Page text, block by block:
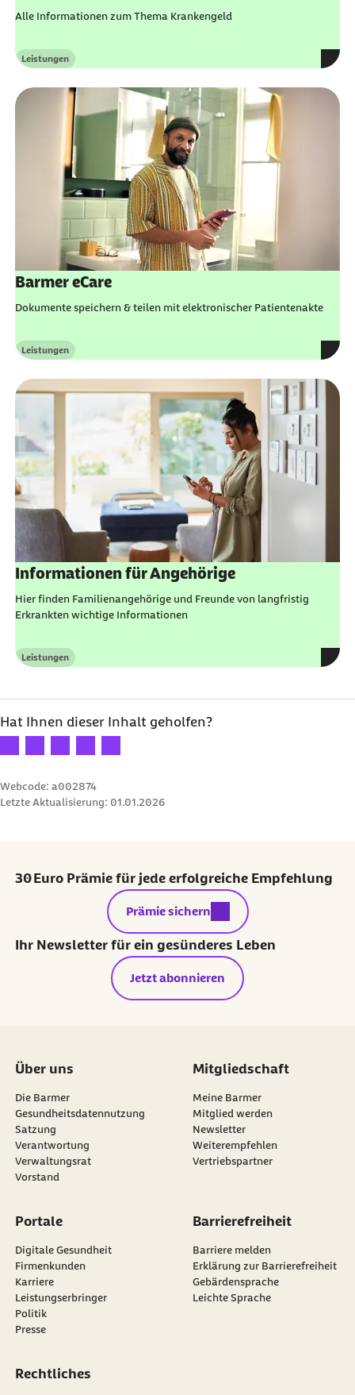
Alle Informationen zum Thema Krankengeld
Kategorie
Leistungen
Barmer eCare
Dokumente speichern & teilen mit elektronischer Patientenakte
Kategorie
Leistungen
Informationen für Angehörige
Hier finden Familienangehörige und Freunde von langfristig
Erkrankten wichtige Informationen
Kategorie
Leistungen
Hat Ihnen dieser Inhalt geholfen?
Ihre Bewertung: 1 Stern
Ihre Bewertung: 2 Sterne
Ihre Bewertung: 3 Sterne
Ihre Bewertung: 4 Sterne
Ihre Bewertung: 5 Sterne
Webcode: a002874
Letzte Aktualisierung: 01.01.2026
30 Euro Prämie für jede erfolgreiche Empfehlung
externer Link:
Prämie sichern
Ihr Newsletter für ein gesünderes Leben
Jetzt abonnieren
Über uns
Die Barmer
Gesundheitsdatennutzung
Satzung
Verantwortung
Verwaltungsrat
Vorstand
Mitgliedschaft
Meine Barmer
Mitglied werden
Newsletter
externer Link:
Weiterempfehlen
Vertriebspartner
Portale
Digitale Gesundheit
Firmenkunden
Karriere
Leistungserbringer
Politik
Presse
Barrierefreiheit
Barriere melden
Erklärung zur Barrierefreiheit
Gebärdensprache
Leichte Sprache
Rechtliches